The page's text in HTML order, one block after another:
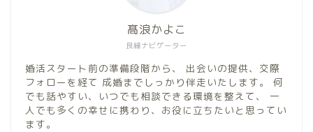
良縁ナビゲーター
髙浪かよこ
婚活スタート前の準備段階から、 出会いの提供、交際
フォローを経て 成婚までしっかり伴走いたします。 何
でも話やすい、いつでも相談できる環境を整えて、 一
人でも多くの幸せに携わり、お役に立ちたいと思ってい
ます。